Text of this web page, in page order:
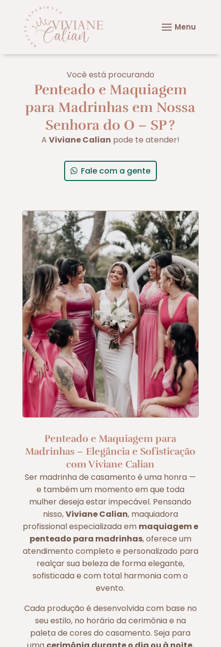
Você está procurando
Penteado e Maquiagem
para Madrinhas em Nossa
Senhora do O – SP?
A Viviane Calian pode te atender!
Fale com a gente
Penteado e Maquiagem para
Madrinhas – Elegância e Sofisticação
com Viviane Calian
Ser madrinha de casamento é uma honra —
e também um momento em que toda
mulher deseja estar impecável. Pensando
nisso,Viviane Calian, maquiadora
profissional especializada em maquiagem e
penteado para madrinhas, oferece um
atendimento completo e personalizado para
realçar sua beleza de forma elegante,
sofisticada e com total harmonia com o
evento.
Cada produção é desenvolvida com base no
seu estilo, no horário da cerimônia e na
paleta de cores do casamento. Seja para